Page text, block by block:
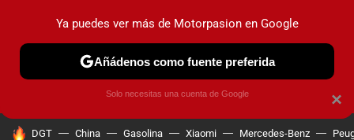
PRUEBAS COCHES ELÉCTRICOS OBSERVATORIO
HOY SE HABLA DE
DGT China Gasolina Xiaomi Mercedes-Benz
×
Ya puedes ver más de Motorpasion en Google
Añádenos como fuente preferida
Solo necesitas una cuenta de Google